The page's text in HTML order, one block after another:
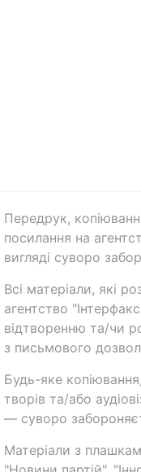
Передрук,
посилання на
вигляді суворо
Всі матеріали, які
агентство
відтворенню та/чи
з письмового
Будь-яке
творів та/або
— суворо
Матеріали з